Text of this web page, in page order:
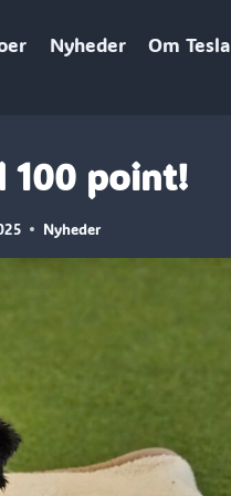
Nyheder Om Tesla
100 point!
Nyheder